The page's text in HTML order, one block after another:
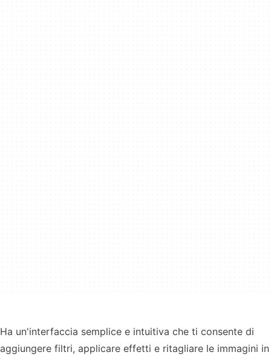
Ha un'interfaccia semplice e intuitiva che ti consente di
aggiungere filtri, applicare effetti e ritagliare le immagini in